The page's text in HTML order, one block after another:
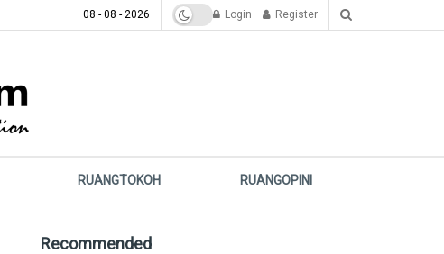
08 - 08 - 2026 Login Register
RUANGTOKOH RUANGOPINI
Recommended